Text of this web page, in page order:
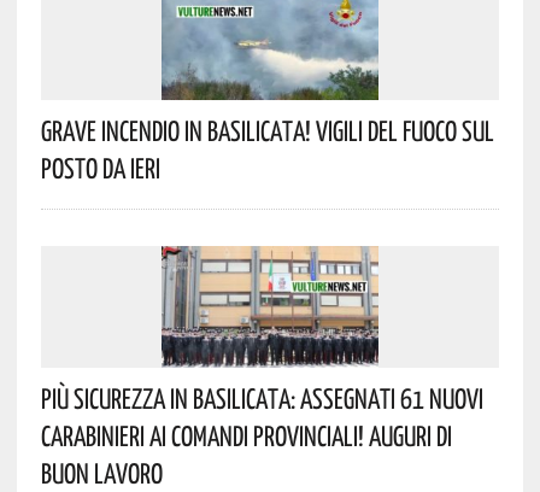
Grave Incendio In Basilicata! Vigili Del Fuoco Sul
Posto Da Ieri
Più Sicurezza In Basilicata: Assegnati 61 Nuovi
Carabinieri Ai Comandi Provinciali! Auguri Di
Buon Lavoro